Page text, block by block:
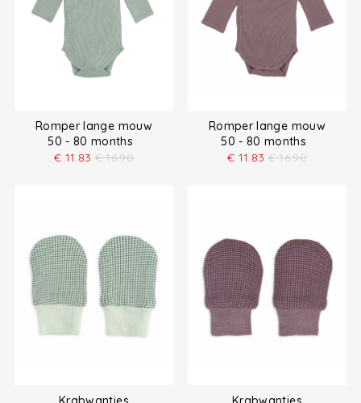
Romper lange mouw
50 - 80 months
€ 11.83 € 16.90
Romper lange mouw
50 - 80 months
€ 11.83 € 16.90